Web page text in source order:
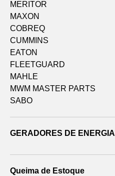
MERITOR
MAXON
COBREQ
CUMMINS
EATON
FLEETGUARD
MAHLE
MWM MASTER PARTS
SABO
GERADORES DE ENERGIA
Queima de Estoque